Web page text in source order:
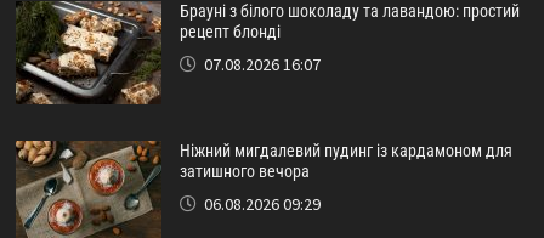
Брауні з білого шоколаду та лавандою: простий
рецепт блонді
07.08.2026 16:07
Ніжний мигдалевий пудинг із кардамоном для
затишного вечора
06.08.2026 09:29